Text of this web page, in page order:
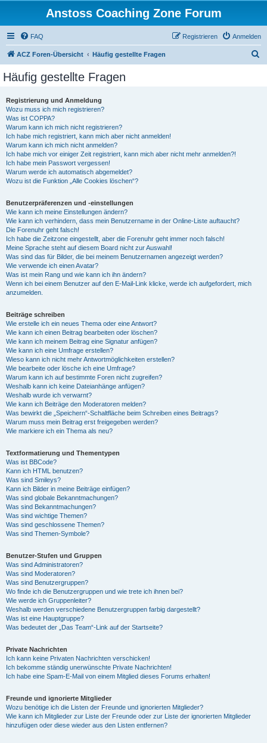
Anstoss Coaching Zone Forum
FAQ Anmelden
Registrieren
ACZ Foren-Übersicht Häufig gestellte Fragen
Häufig gestellte Fragen
Registrierung und Anmeldung
Wozu muss ich mich registrieren?
Was ist COPPA?
Warum kann ich mich nicht registrieren?
Ich habe mich registriert, kann mich aber nicht anmelden!
Warum kann ich mich nicht anmelden?
Ich habe mich vor einiger Zeit registriert, kann mich aber nicht mehr anmelden?!
Ich habe mein Passwort vergessen!
Warum werde ich automatisch abgemeldet?
Wozu ist die Funktion „Alle Cookies löschen“?
Benutzerpräferenzen und -einstellungen
Wie kann ich meine Einstellungen ändern?
Wie kann ich verhindern, dass mein Benutzername in der Online-Liste auftaucht?
Die Forenuhr geht falsch!
Ich habe die Zeitzone eingestellt, aber die Forenuhr geht immer noch falsch!
Meine Sprache steht auf diesem Board nicht zur Auswahl!
Was sind das für Bilder, die bei meinem Benutzernamen angezeigt werden?
Wie verwende ich einen Avatar?
Was ist mein Rang und wie kann ich ihn ändern?
Wenn ich bei einem Benutzer auf den E-Mail-Link klicke, werde ich aufgefordert, mich
anzumelden.
Beiträge schreiben
Wie erstelle ich ein neues Thema oder eine Antwort?
Wie kann ich einen Beitrag bearbeiten oder löschen?
Wie kann ich meinem Beitrag eine Signatur anfügen?
Wie kann ich eine Umfrage erstellen?
Wieso kann ich nicht mehr Antwortmöglichkeiten erstellen?
Wie bearbeite oder lösche ich eine Umfrage?
Warum kann ich auf bestimmte Foren nicht zugreifen?
Weshalb kann ich keine Dateianhänge anfügen?
Weshalb wurde ich verwarnt?
Wie kann ich Beiträge den Moderatoren melden?
Was bewirkt die „Speichern“-Schaltfläche beim Schreiben eines Beitrags?
Warum muss mein Beitrag erst freigegeben werden?
Wie markiere ich ein Thema als neu?
Textformatierung und Thementypen
Was ist BBCode?
Kann ich HTML benutzen?
Was sind Smileys?
Kann ich Bilder in meine Beiträge einfügen?
Was sind globale Bekanntmachungen?
Was sind Bekanntmachungen?
Was sind wichtige Themen?
Was sind geschlossene Themen?
Was sind Themen-Symbole?
Benutzer-Stufen und Gruppen
Was sind Administratoren?
Was sind Moderatoren?
Was sind Benutzergruppen?
Wo finde ich die Benutzergruppen und wie trete ich ihnen bei?
Wie werde ich Gruppenleiter?
Weshalb werden verschiedene Benutzergruppen farbig dargestellt?
Was ist eine Hauptgruppe?
Was bedeutet der „Das Team“-Link auf der Startseite?
Private Nachrichten
Ich kann keine Privaten Nachrichten verschicken!
Ich bekomme ständig unerwünschte Private Nachrichten!
Ich habe eine Spam-E-Mail von einem Mitglied dieses Forums erhalten!
Freunde und ignorierte Mitglieder
Wozu benötige ich die Listen der Freunde und ignorierten Mitglieder?
Wie kann ich Mitglieder zur Liste der Freunde oder zur Liste der ignorierten Mitglieder
hinzufügen oder diese wieder aus den Listen entfernen?